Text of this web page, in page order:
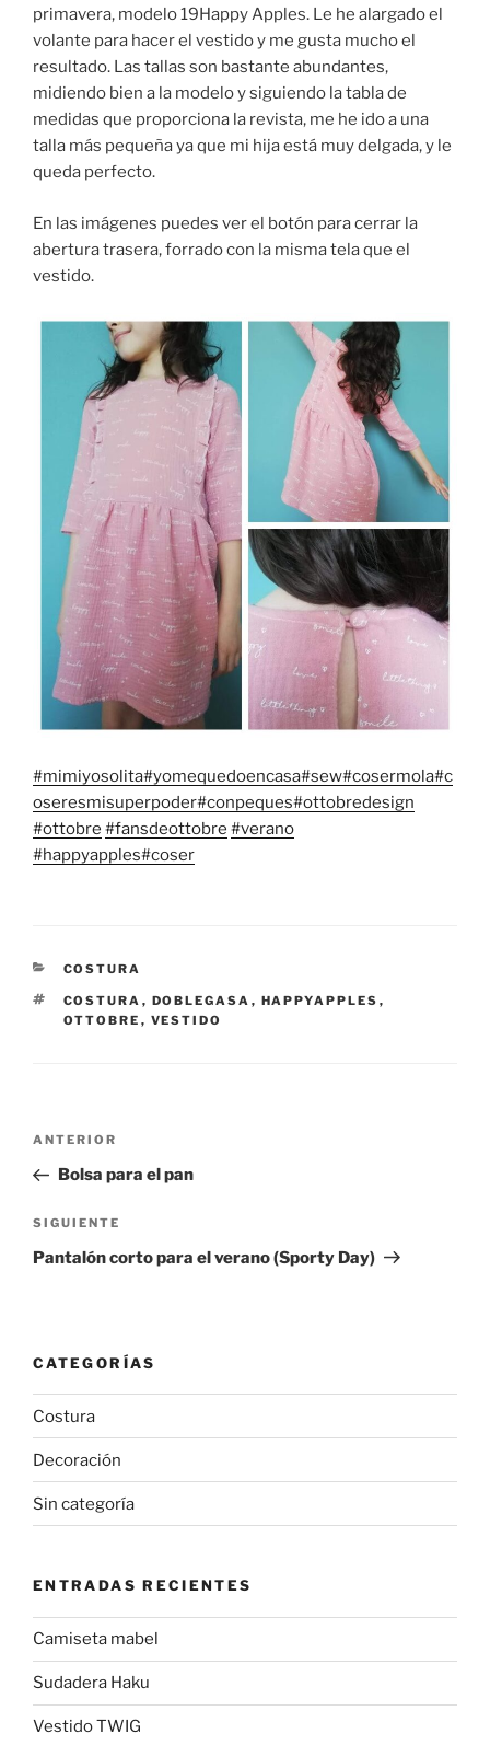
primavera, modelo 19Happy Apples. Le he alargado el
volante para hacer el vestido y me gusta mucho el
resultado. Las tallas son bastante abundantes,
midiendo bien a la modelo y siguiendo la tabla de
medidas que proporciona la revista, me he ido a una
talla más pequeña ya que mi hija está muy delgada, y le
queda perfecto.
En las imágenes puedes ver el botón para cerrar la
abertura trasera, forrado con la misma tela que el
vestido.
#mimiyosolita#yomequedoencasa#sew#cosermola#c
oseresmisuperpoder#conpeques#ottobredesign
#ottobre #fansdeottobre #verano
#happyapples#coser
CATEGORÍAS
COSTURA
ETIQUETAS
COSTURA , DOBLEGASA , HAPPYAPPLES ,
OTTOBRE , VESTIDO
Navegación
entradas
Entrada
anterior:
ANTERIOR
Bolsa para el pan
Siguiente
entrada
SIGUIENTE
Pantalón corto para el verano (Sporty Day)
CATEGORÍAS
Costura
Decoración
Sin categoría
ENTRADAS RECIENTES
Camiseta mabel
Sudadera Haku
Vestido TWIG